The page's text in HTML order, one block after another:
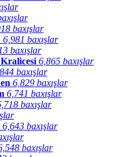
baxışlar
6,981 baxışlar
baxışlar
6,865 baxışlar
baxışlar
6,829 baxışlar
6,741 baxışlar
baxışlar
6,643 baxışlar
baxışlar